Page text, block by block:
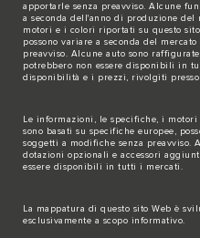
apportarle senza preavviso. Alcune
a seconda dell'anno di produzione
motori e i colori riportati su questo sito
possono variare a seconda del
preavviso. Alcune auto sono
potrebbero non essere disponibili in
disponibilità e i prezzi, rivolgiti presso
Le informazioni, le specifiche, i
sono basati su specifiche europee,
soggetti a modifiche senza preavviso.
dotazioni opzionali e accessori
essere disponibili in tutti i mercati.
La mappatura di questo sito Web è
esclusivamente a scopo informativo.